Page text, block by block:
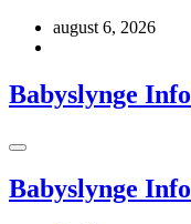
Videreaugust 6, 2026
Babyslynge Info
Babyslynge Info